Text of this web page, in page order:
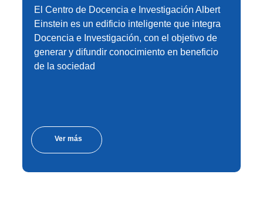
El Centro de Docencia e Investigación Albert
Einstein es un edificio inteligente que integra
Docencia e Investigación, con el objetivo de
generar y difundir conocimiento en beneficio
de la sociedad
Ver más